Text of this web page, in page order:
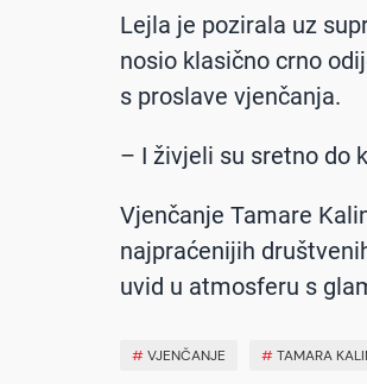
Lejla je pozirala uz
nosio klasično crno
s proslave vjenčanja.
– I živjeli su sretno do
Vjenčanje Tamare
najpraćenijih
uvid u atmosferu s
#VJENČANJE #TAMARA